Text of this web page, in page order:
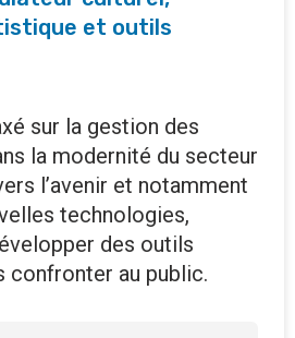
et outils
sur la gestion des
la modernité du secteur
l’avenir et notamment
technologies,
des outils
confronter au public.